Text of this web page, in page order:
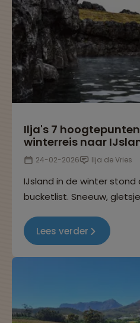
Ilja's 7
winterreis naar
24-02-2026 Ilja de Vries
IJsland in de winter stond
bucketlist. Sneeuw,
persoonlijke
natuurgeweld, bijzondere
gezellige
Lees verder